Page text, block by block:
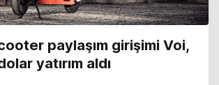
paylaşım girişimi Voi,
yatırım aldı